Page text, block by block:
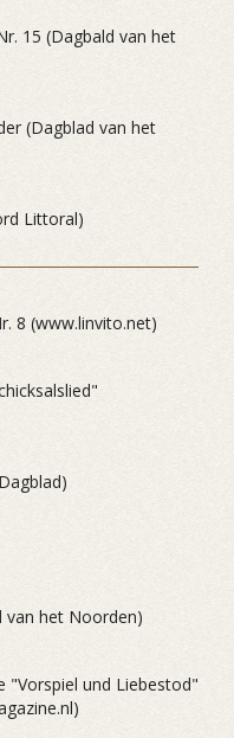
15 (Dagbald van het
(Dagblad van het
Littoral)
8 (www.linvito.net)
van het Noorden)
"Vorspiel und Liebestod"